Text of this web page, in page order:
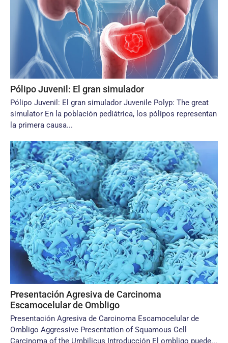
Pólipo Juvenil: El gran simulador
Pólipo Juvenil: El gran simulador Juvenile Polyp: The great
simulator En la población pediátrica, los pólipos representan
la primera causa...
Presentación Agresiva de Carcinoma
Escamocelular de Ombligo
Presentación Agresiva de Carcinoma Escamocelular de
Ombligo Aggressive Presentation of Squamous Cell
Carcinoma of the Umbilicus Introducción El ombligo puede...